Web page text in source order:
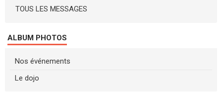
TOUS LES MESSAGES
ALBUM PHOTOS
Nos événements
Le dojo